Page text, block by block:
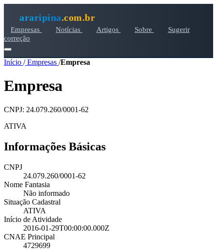
araripina.com.br
Empresas Notícias Artigos Sobre
Sugerir
correção
Início /Empresas /Empresa
Empresa
CNPJ: 24.079.260/0001-62
ATIVA
Informações Básicas
CNPJ
24.079.260/0001-62
Nome Fantasia
Não informado
Situação Cadastral
ATIVA
Início de Atividade
2016-01-29T00:00:00.000Z
CNAE Principal
4729699